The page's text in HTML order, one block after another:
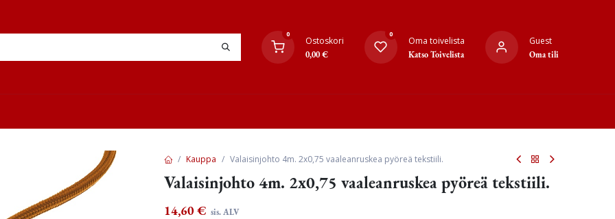
0
Ostoskori
0,00€
0
Oma toivelista
Katso Toivelista
Guest
Oma tili
Kauppa Valaisinjohto 4m. 2x0,75 vaaleanruskea pyöreä tekstiili.
Valaisinjohto 4m. 2x0,75 vaaleanruskea pyöreä tekstiili.
14,60 € sis. ALV